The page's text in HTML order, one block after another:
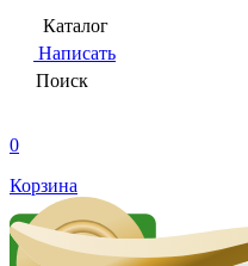
Каталог
Написать
Поиск
0
Корзина